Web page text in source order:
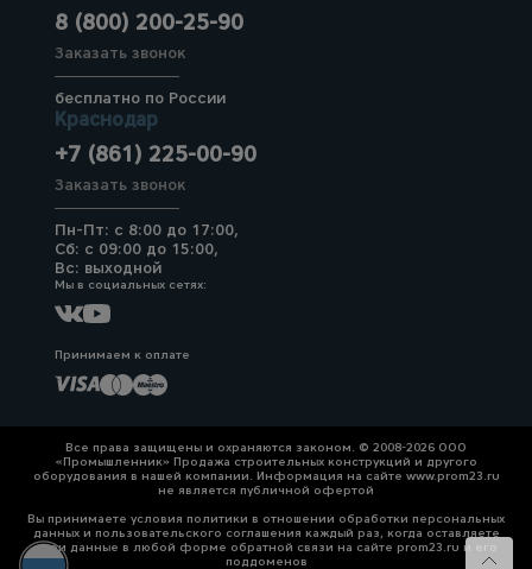
8 (800) 200-25-90
Заказать звонок
бесплатно по России
Краснодар
+7 (861) 225-00-90
Заказать звонок
Пн-Пт: с 8:00 до 17:00,
Сб: с 09:00 до 15:00,
Вс: выходной
Мы в социальных сетях:
Принимаем к оплате
Все права защищены и охраняются законом. © 2008-2026 ООО
«Промышленник» Продажа строительных конструкций и другого
оборудования в нашей компании. Информация на сайте www.prom23.ru
не является публичной офертой
Вы принимаете условия политики в отношении обработки персональных
данных и пользовательского соглашения каждый раз, когда оставляете
свои данные в любой форме обратной связи на сайте prom23.ru и его
поддоменов